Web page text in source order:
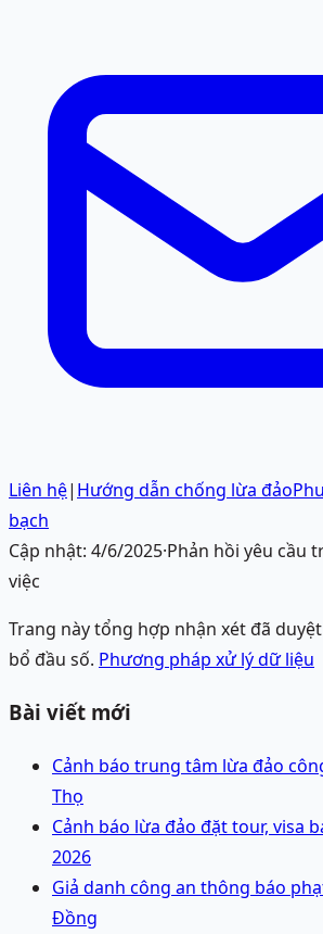
Liên hệ| Hướng dẫn chống lừa đảo
bạch
Cập nhật: 4/6/2025·Phản hồi yêu cầu
việc
Trang này tổng hợp nhận xét đã
bổ đầu số. Phương pháp xử lý dữ liệu
Bài viết mới
Cảnh báo trung tâm lừa đảo
Thọ
Cảnh báo lừa đảo đặt tour, visa
2026
Giả danh công an thông báo
Đồng